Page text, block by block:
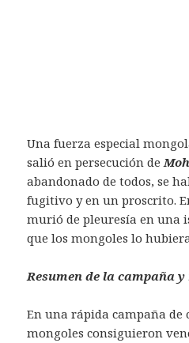
Una fuerza especial
salió en persecución de
abandonado de todos, se
fugitivo y en un proscrito.
murió de pleuresía en una
que los mongoles lo
Resumen de la campaña
En una rápida campaña de
mongoles consiguieron